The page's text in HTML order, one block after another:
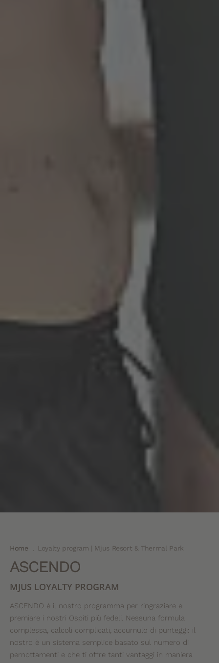
Home . Loyalty program | Mjus Resort & Thermal Park
ASCENDO
MJUS LOYALTY PROGRAM
ASCENDO è il nostro programma per ringraziare e
premiare i nostri Ospiti più fedeli. Nessuna formula
complessa, calcoli complicati, accumulo di punteggi: il
nostro è un sistema semplice basato sul numero di
pernottamenti e che ti offre tanti vantaggi in maniera